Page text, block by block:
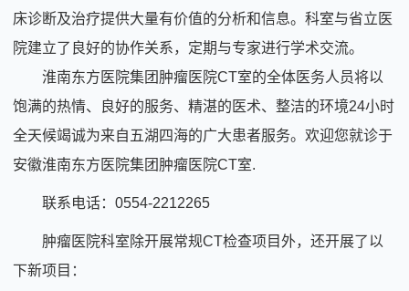
床诊断及治疗提供大量有价值的分析和信息。科室与省立医
院建立了良好的协作关系，定期与专家进行学术交流。
淮南东方医院集团肿瘤医院CT室的全体医务人员将以
饱满的热情、良好的服务、精湛的医术、整洁的环境24小时
全天候竭诚为来自五湖四海的广大患者服务。欢迎您就诊于
安徽淮南东方医院集团肿瘤医院CT室.
联系电话：0554-2212265
肿瘤医院科室除开展常规CT检查项目外，还开展了以
下新项目：